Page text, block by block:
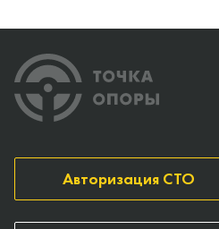
Авторизация СТО